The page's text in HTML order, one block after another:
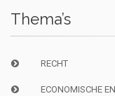
Thema’s
RECHT
ECONOMISCHE